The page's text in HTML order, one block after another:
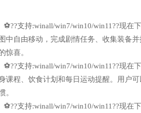
⚽??支持:winall/win7/win10/win11??现
中自由移动，完成剧情任务、收集装备
惊喜。
⚽??支持:winall/win7/win10/win11??现
课程、饮食计划和每日运动提醒。用户
。
⚽??支持:winall/win7/win10/win11??现